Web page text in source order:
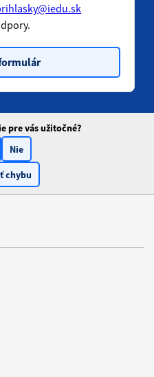
pre vás užitočné?
Nie
chybu